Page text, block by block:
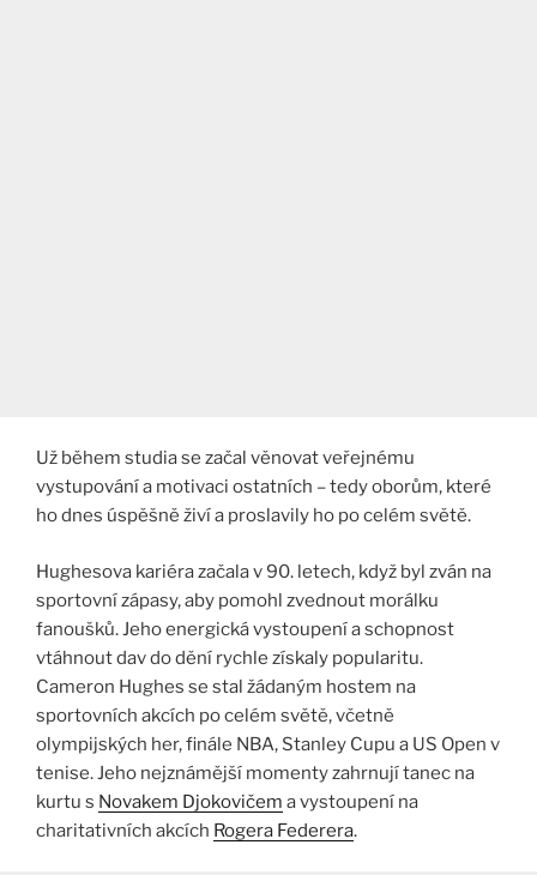
Už během studia se začal věnovat veřejnému
vystupování a motivaci ostatních – tedy oborům, které
ho dnes úspěšně živí a proslavily ho po celém světě.
Hughesova kariéra začala v 90. letech, když byl zván na
sportovní zápasy, aby pomohl zvednout morálku
fanoušků. Jeho energická vystoupení a schopnost
vtáhnout dav do dění rychle získaly popularitu.
Cameron Hughes se stal žádaným hostem na
sportovních akcích po celém světě, včetně
olympijských her, finále NBA, Stanley Cupu a US Open v
tenise. Jeho nejznámější momenty zahrnují tanec na
kurtu s Novakem Djokovičem a vystoupení na
charitativních akcích Rogera Federera​.